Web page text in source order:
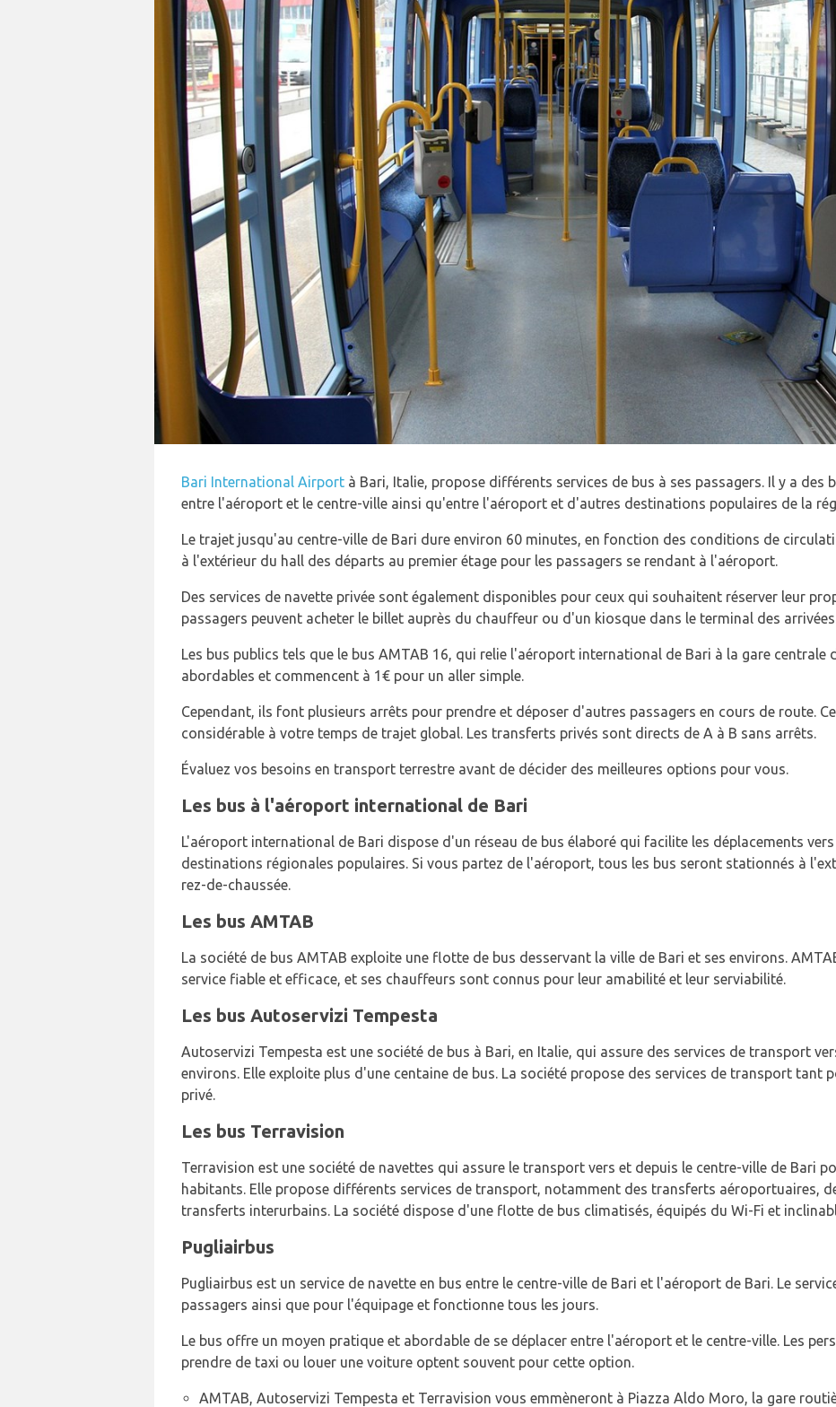
Bari International Airport à Bari, Italie, propose différents services de bus à ses passagers. Il y a des
entre l'aéroport et le centre-ville ainsi qu'entre l'aéroport et d'autres destinations populaires de la
Le trajet jusqu'au centre-ville de Bari dure environ 60 minutes, en fonction des conditions de
à l'extérieur du hall des départs au premier étage pour les passagers se rendant à l'aéroport.
Des services de navette privée sont également disponibles pour ceux qui souhaitent réserver leur
passagers peuvent acheter le billet auprès du chauffeur ou d'un kiosque dans le terminal des
Les bus publics tels que le bus AMTAB 16, qui relie l'aéroport international de Bari à la gare centrale
abordables et commencent à 1€ pour un aller simple.
Cependant, ils font plusieurs arrêts pour prendre et déposer d'autres passagers en cours de route.
considérable à votre temps de trajet global. Les transferts privés sont directs de A à B sans arrêts.
Évaluez vos besoins en transport terrestre avant de décider des meilleures options pour vous.
Les bus à l'aéroport international de Bari
L'aéroport international de Bari dispose d'un réseau de bus élaboré qui facilite les déplacements
destinations régionales populaires. Si vous partez de l'aéroport, tous les bus seront stationnés à
rez-de-chaussée.
Les bus AMTAB
La société de bus AMTAB exploite une flotte de bus desservant la ville de Bari et ses environs.
service fiable et efficace, et ses chauffeurs sont connus pour leur amabilité et leur serviabilité.
Les bus Autoservizi Tempesta
Autoservizi Tempesta est une société de bus à Bari, en Italie, qui assure des services de transport
environs. Elle exploite plus d'une centaine de bus. La société propose des services de transport tant
privé.
Les bus Terravision
Terravision est une société de navettes qui assure le transport vers et depuis le centre-ville de Bari
habitants. Elle propose différents services de transport, notamment des transferts aéroportuaires,
transferts interurbains. La société dispose d'une flotte de bus climatisés, équipés du Wi-Fi et
Pugliairbus
Pugliairbus est un service de navette en bus entre le centre-ville de Bari et l'aéroport de Bari. Le
passagers ainsi que pour l'équipage et fonctionne tous les jours.
Le bus offre un moyen pratique et abordable de se déplacer entre l'aéroport et le centre-ville. Les
prendre de taxi ou louer une voiture optent souvent pour cette option.
AMTAB, Autoservizi Tempesta et Terravision vous emmèneront à Piazza Aldo Moro, la gare